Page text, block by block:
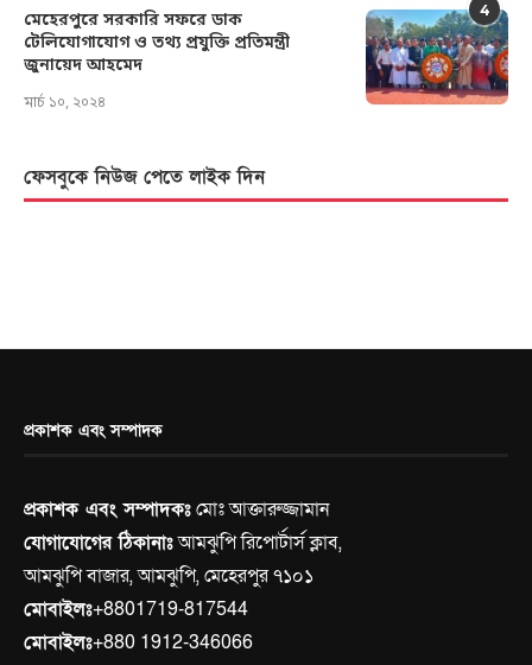
4
মেহেরপুরে সরকারি সফরে ডাক
টেলিযোগাযোগ ও তথ্য প্রযুক্তি প্রতিমন্ত্রী
জুনায়েদ আহমেদ
মার্চ ১০, ২০২৪
ফেসবুকে নিউজ পেতে লাইক দিন
প্রকাশক এবং সম্পাদক
প্রকাশক এবং সম্পাদকঃমোঃ আক্তারুজ্জামান
যোগাযোগের ঠিকানাঃআমঝুপি রিপোর্টার্স ক্লাব,
আমঝুপি বাজার, আমঝুপি, মেহেরপুর ৭১০১
মোবাইলঃ+8801719-817544
মোবাইলঃ+880 1912-346066